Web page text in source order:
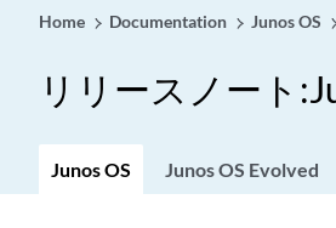
Home Documentation Junos OS
リリースノート
Junos OS Junos OS Evolved